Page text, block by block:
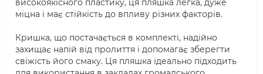
високоякісного пластику, ця пляшка легка, дуже
міцна і має стійкість до впливу різних факторів.
Кришка, що постачається в комплекті, надійно
захищає напій від пролиття і допомагає зберегти
свіжість його смаку. Ця пляшка ідеально підходить